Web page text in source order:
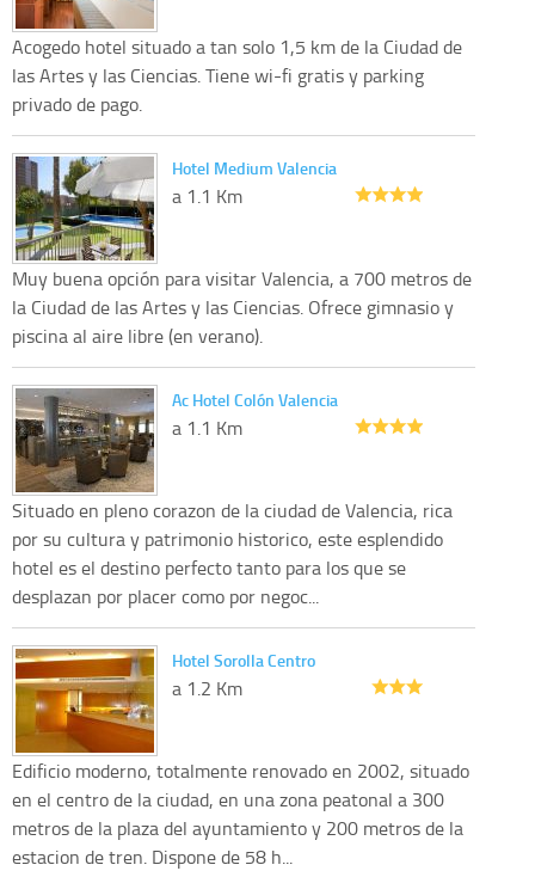
Acogedo hotel situado a tan solo 1,5 km de la Ciudad de
las Artes y las Ciencias. Tiene wi-fi gratis y parking
privado de pago.
Hotel Medium Valencia
a 1.1 Km
Muy buena opción para visitar Valencia, a 700 metros de
la Ciudad de las Artes y las Ciencias. Ofrece gimnasio y
piscina al aire libre (en verano).
Ac Hotel Colón Valencia
a 1.1 Km
Situado en pleno corazon de la ciudad de Valencia, rica
por su cultura y patrimonio historico, este esplendido
hotel es el destino perfecto tanto para los que se
desplazan por placer como por negoc...
Hotel Sorolla Centro
a 1.2 Km
Edificio moderno, totalmente renovado en 2002, situado
en el centro de la ciudad, en una zona peatonal a 300
metros de la plaza del ayuntamiento y 200 metros de la
estacion de tren. Dispone de 58 h...